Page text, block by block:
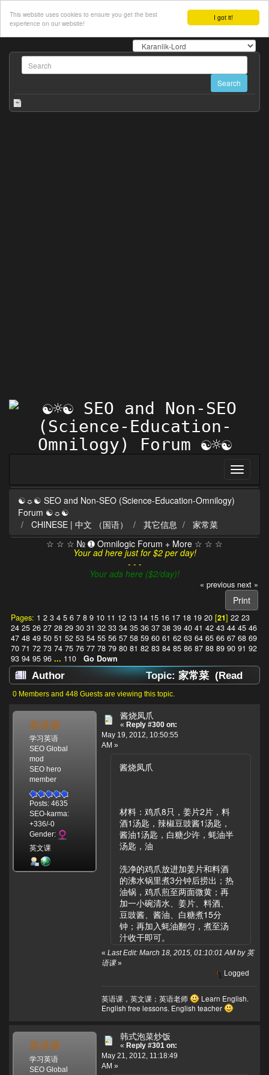
I got it!
This website uses cookies to ensure you get the best
experience on our website!
☯☼☯ SEO and Non-SEO (Science-Education-Omnilogy)
Forum ☯☼☯
CHINESE | 中文 （国语）
其它信息
家常菜
☆ ☆ ☆ № ➊ Omnilogic Forum + More ☆ ☆ ☆
Your ad here just for $2 per day!
- - -
Your ads here ($2/day)!
« previous next »
Print
Pages: 1 2 3 4 5 6 7 8 9 10 11 12 13 14 15 16 17 18 19 20[21] 22 23
24 25 26 27 28 29 30 31 32 33 34 35 36 37 38 39 40 41 42 43 44 45 46
47 48 49 50 51 52 53 54 55 56 57 58 59 60 61 62 63 64 65 66 67 68 69
70 71 72 73 74 75 76 77 78 79 80 81 82 83 84 85 86 87 88 89 90 91 92
93 94 95 96 ... 110 Go Down
Author
Topic: 家常菜 (Read
1387221 times)
0 Members and 448 Guests are viewing this topic.
英语课
学习英语
SEO Global
mod
SEO hero
member
Posts: 4635
SEO-karma:
+336/-0
Gender:
英文课
酱烧凤爪
« Reply #300 on:
May 19, 2012, 10:50:55
AM »
酱烧凤爪
材料：鸡爪8只，姜片2片，料
酒1汤匙，辣椒豆豉酱1汤匙，
酱油1汤匙，白糖少许，蚝油半
汤匙，油
洗净的鸡爪放进加姜片和料酒
的沸水锅里煮3分钟后捞出；热
油锅，鸡爪煎至两面微黄；再
加一小碗清水、姜片、料酒、
豆豉酱、酱油、白糖煮15分
钟；再加入蚝油翻匀，煮至汤
汁收干即可。
« Last Edit: March 18, 2015, 01:10:01 AM by 英
语课»
Logged
英语课，英文课；英语老师
Learn English.
English free lessons. English teacher
英语课
学习英语
SEO Global
韩式泡菜炒饭
« Reply #301 on:
May 21, 2012, 11:18:49
AM »